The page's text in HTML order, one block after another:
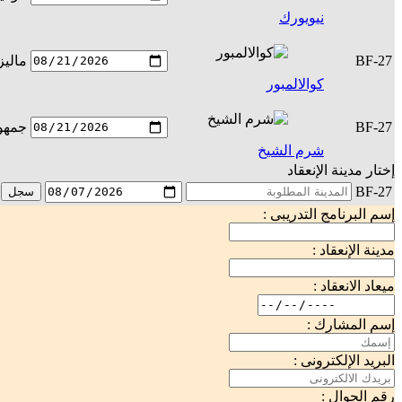
نيويورك
BF-27
كوالالمبور
BF-27
شرم الشيخ
إختار مدينة الإنعقاد
BF-27
سجل
إسم البرنامج التدريبى :
مدينة الإنعقاد :
ميعاد الانعقاد :
إسم المشارك :
البريد الإلكترونى :
رقم الجوال :